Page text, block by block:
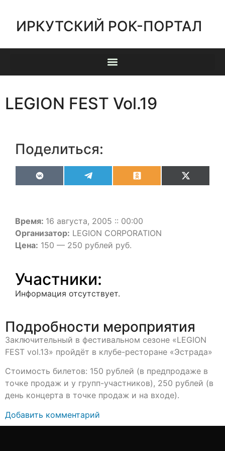
ИРКУТСКИЙ РОК-ПОРТАЛ
LEGION FEST Vol.19
Поделиться:
VK OdnoklassnikiX
(Twitter)
Время: 16 августа, 2005 :: 00:00
Организатор: LEGION CORPORATION
Цена: 150 — 250 рублей руб.
Участники:
Информация отсутствует.
Подробности мероприятия
Заключительный в фестивальном сезоне «LEGION
FEST vol.13» пройдёт в клубе-ресторане «Эстрада»
Стоимость билетов: 150 рублей (в предпродаже в
точке продаж и у групп-участников), 250 рублей (в
день концерта в точке продаж и на входе).
Добавить комментарий